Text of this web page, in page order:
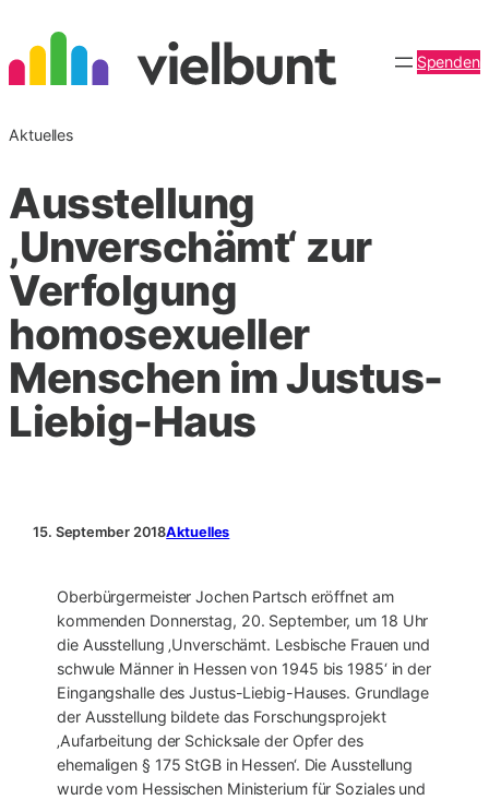
Inhalt
springen
Spenden
Aktuelles
Ausstellung
‚Unverschämt‘ zur
Verfolgung
homosexueller
Menschen im Justus-
Liebig-Haus
15. September 2018Aktuelles
Oberbürgermeister Jochen Partsch eröffnet am
kommenden Donnerstag, 20. September, um 18 Uhr
die Ausstellung ‚Unverschämt. Lesbische Frauen und
schwule Männer in Hessen von 1945 bis 1985‘ in der
Eingangshalle des Justus-Liebig-Hauses. Grundlage
der Ausstellung bildete das Forschungsprojekt
‚Aufarbeitung der Schicksale der Opfer des
ehemaligen § 175 StGB in Hessen‘. Die Ausstellung
wurde vom Hessischen Ministerium für Soziales und